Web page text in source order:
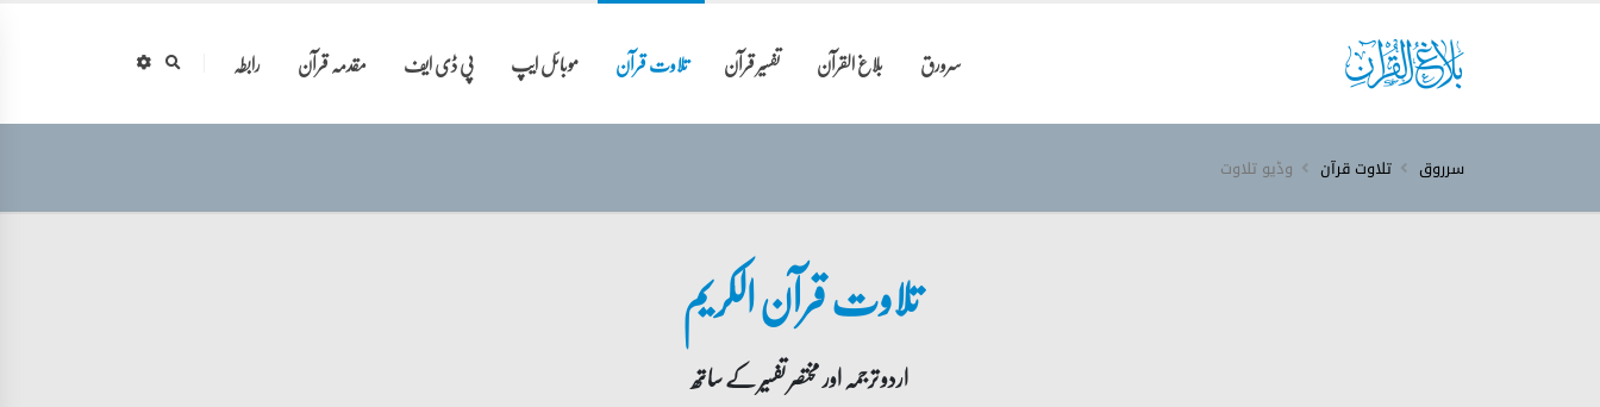
سرورق بلاغ القرآن تفسیر قرآن تلاوت قرآن موبائل ایپ پی ڈی ایف مقدمہ قرآن رابطہ
سرروق تلاوت قرآن وڈیو تلاوت
تلاوت قرآن الکریم
اردو ترجمہ اور مختصر تفسیر کے ساتھ